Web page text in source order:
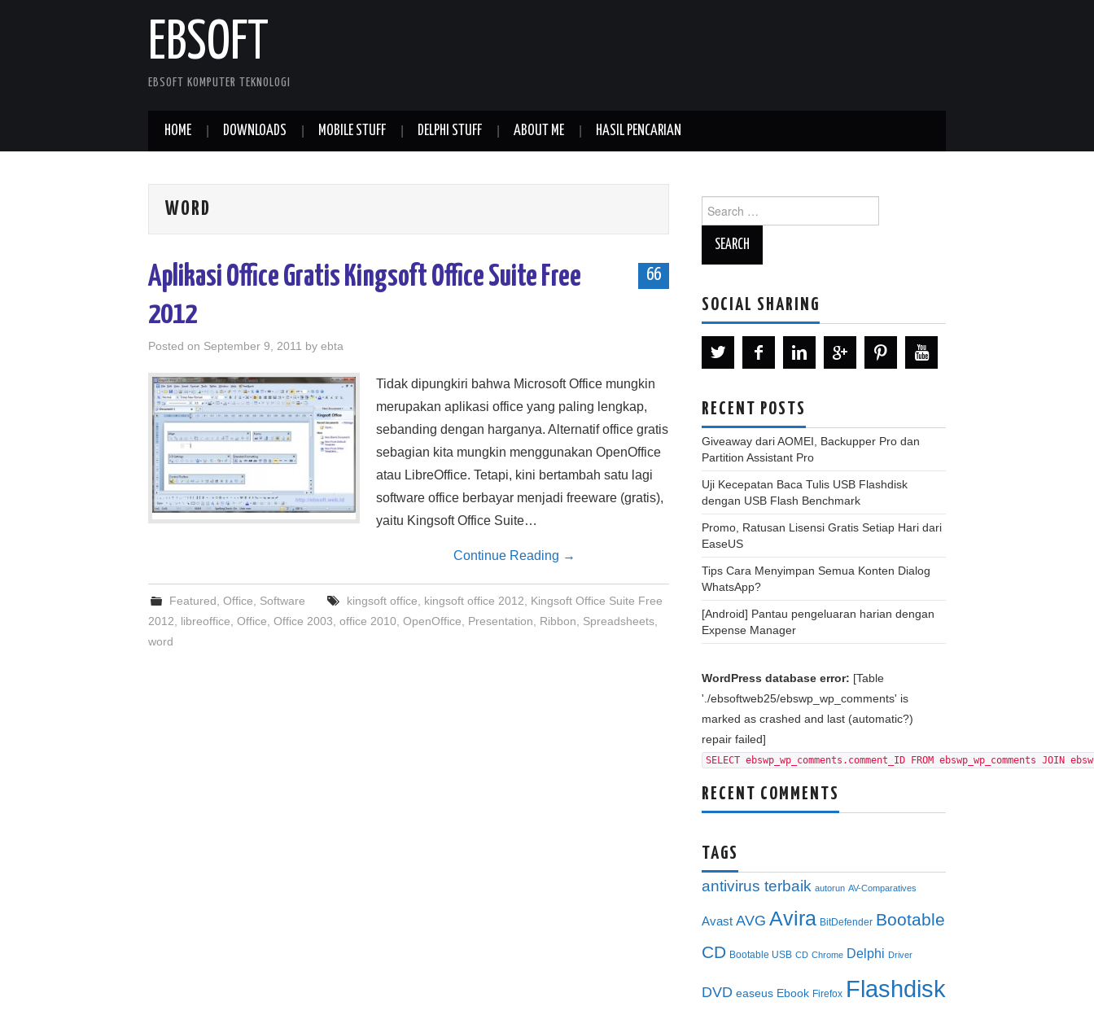
EBSOFT
EBSOFT KOMPUTER TEKNOLOGI
HOME DOWNLOADS MOBILE STUFF DELPHI STUFF ABOUT ME HASIL PENCARIAN
WORD
66
Aplikasi Office Gratis Kingsoft Office Suite Free
2012
Posted on September 9, 2011 by ebta
Tidak dipungkiri bahwa Microsoft Office mungkin
merupakan aplikasi office yang paling lengkap,
sebanding dengan harganya. Alternatif office gratis
sebagian kita mungkin menggunakan OpenOffice
atau LibreOffice. Tetapi, kini bertambah satu lagi
software office berbayar menjadi freeware (gratis),
yaitu Kingsoft Office Suite…
Continue Reading →
Featured ,Office Software kingsoft office kingsoft office 2012
Kingsoft Office Suite Free
2012
libreoffice Office Office 2003 office 2010 OpenOffice Presentation Ribbon Spreadsheets
word
for:
SOCIAL SHARING
RECENT POSTS
Giveaway dari AOMEI, Backupper Pro dan
Partition Assistant Pro
Uji Kecepatan Baca Tulis USB Flashdisk
dengan USB Flash Benchmark
Promo, Ratusan Lisensi Gratis Setiap Hari dari
EaseUS
Tips Cara Menyimpan Semua Konten Dialog
WhatsApp?
[Android] Pantau pengeluaran harian dengan
Expense Manager
WordPress database error: [Table
'./ebsoftweb25/ebswp_wp_comments' is
marked as crashed and last (automatic?)
repair failed]
SELECT ebswp_wp_comments.comment_ID FROM ebswp_wp_comments
RECENT COMMENTS
TAGS
antivirus terbaik autorun AV-Comparatives
Avast AVG Avira BitDefender Bootable
CD Bootable USB CD Chrome Delphi Driver
DVD easeus Ebook Firefox Flashdisk